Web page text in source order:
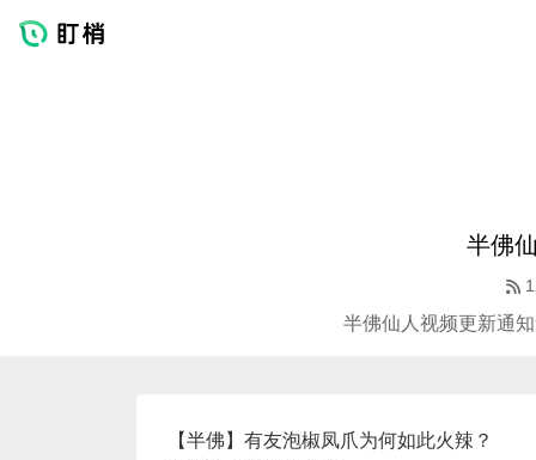
半佛
半佛仙人视频更新通
【半佛】有友泡椒凤爪为何如此火辣？